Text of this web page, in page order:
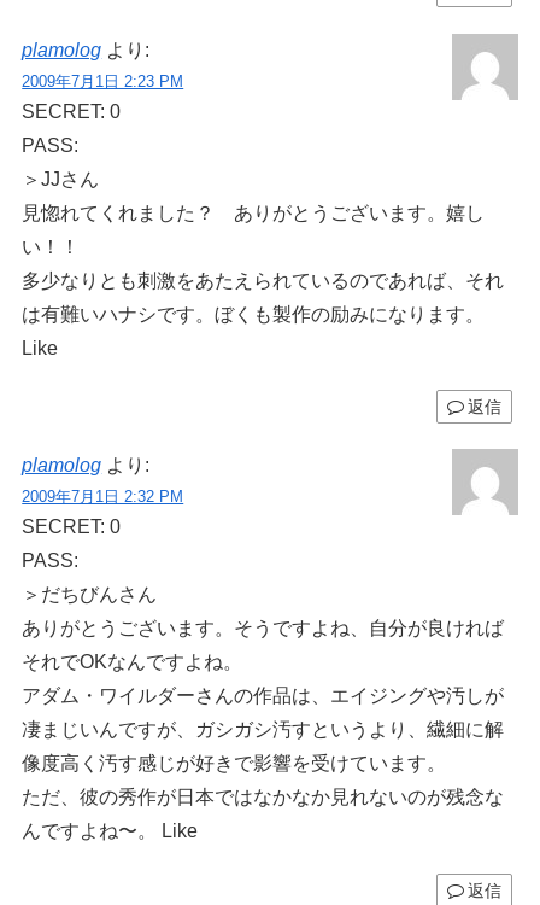
plamolog より:
2009年7月1日 2:23 PM
SECRET: 0
PASS:
＞JJさん
見惚れてくれました？ ありがとうございます。嬉し
い！！
多少なりとも刺激をあたえられているのであれば、それ
は有難いハナシです。ぼくも製作の励みになります。
Like
返信
plamolog より:
2009年7月1日 2:32 PM
SECRET: 0
PASS:
＞だちびんさん
ありがとうございます。そうですよね、自分が良ければ
それでOKなんですよね。
アダム・ワイルダーさんの作品は、エイジングや汚しが
凄まじいんですが、ガシガシ汚すというより、繊細に解
像度高く汚す感じが好きで影響を受けています。
ただ、彼の秀作が日本ではなかなか見れないのが残念な
んですよね〜。 Like
返信